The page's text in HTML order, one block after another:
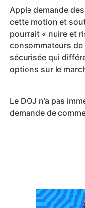
Apple demande
cette motion et
pourrait « nuire et
consommateurs de
sécurisée qui
options sur le
Le DOJ n’a pas
demande de